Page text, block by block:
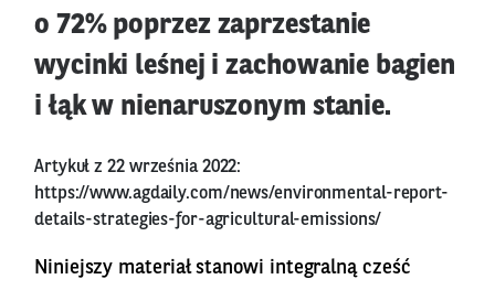
o 72% poprzez zaprzestanie
wycinki leśnej i zachowanie bagien
i łąk w nienaruszonym stanie.
Artykuł z 22 września 2022:
https://www.agdaily.com/news/environmental-report-
details-strategies-for-agricultural-emissions/
Niniejszy materiał stanowi integralną cześć